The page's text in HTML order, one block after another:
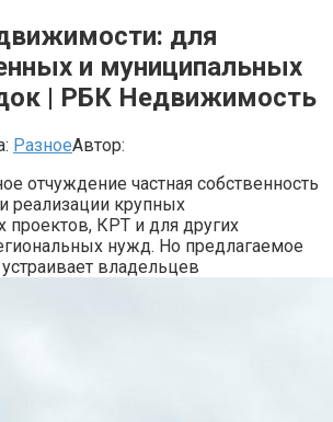
для
и муниципальных
| РБК Недвижимость
РазноеАвтор:
отчуждение частная собственность
реализации крупных
проектов, КРТ и для других
нужд. Но предлагаемое
владельцев